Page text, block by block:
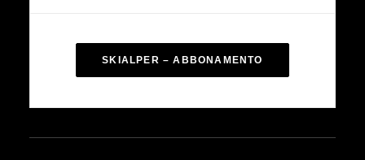
SKIALPER – ABBONAMENTO